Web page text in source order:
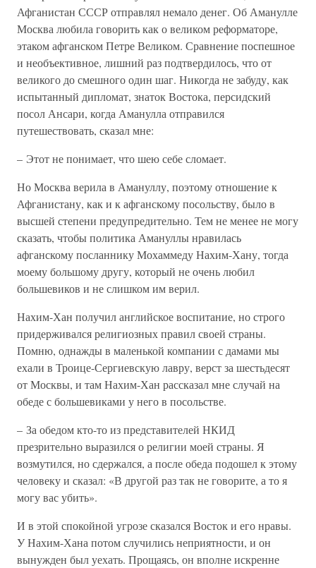
Афганистан СССР отправлял немало денег. Об Аманулле
Москва любила говорить как о великом реформаторе,
этаком афганском Петре Великом. Сравнение поспешное
и необъективное, лишний раз подтвердилось, что от
великого до смешного один шаг. Никогда не забуду, как
испытанный дипломат, знаток Востока, персидский
посол Ансари, когда Аманулла отправился
путешествовать, сказал мне:
– Этот не понимает, что шею себе сломает.
Но Москва верила в Амануллу, поэтому отношение к
Афганистану, как и к афганскому посольству, было в
высшей степени предупредительно. Тем не менее не могу
сказать, чтобы политика Амануллы нравилась
афганскому посланнику Мохаммеду Нахим-Хану, тогда
моему большому другу, который не очень любил
большевиков и не слишком им верил.
Нахим-Хан получил английское воспитание, но строго
придерживался религиозных правил своей страны.
Помню, однажды в маленькой компании с дамами мы
ехали в Троице-Сергиевскую лавру, верст за шестьдесят
от Москвы, и там Нахим-Хан рассказал мне случай на
обеде с большевиками у него в посольстве.
– За обедом кто-то из представителей НКИД
презрительно выразился о религии моей страны. Я
возмутился, но сдержался, а после обеда подошел к этому
человеку и сказал: «В другой раз так не говорите, а то я
могу вас убить».
И в этой спокойной угрозе сказался Восток и его нравы.
У Нахим-Хана потом случились неприятности, и он
вынужден был уехать. Прощаясь, он вполне искренне